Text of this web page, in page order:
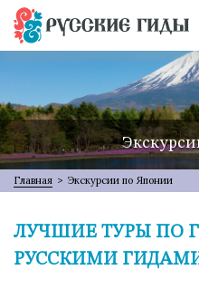
Главная > Экскурсии по Японии
ЛУЧШИЕ ТУРЫ ПО
РУССКИМИ